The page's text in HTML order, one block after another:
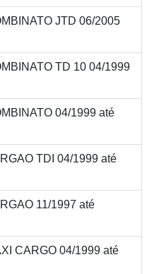
JTD 06/2005
TD 10 04/1999
04/1999 até
TDI 04/1999 até
11/1997 até
CARGO 04/1999 até